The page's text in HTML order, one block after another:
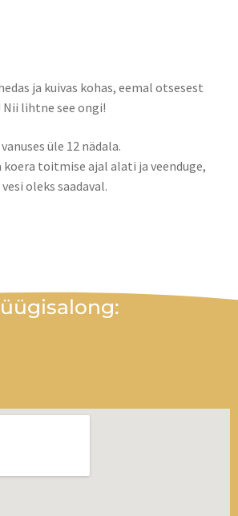
ja kuivas kohas, eemal otsesest
lihtne see ongi!
üle 12 nädala.
koera toitmise ajal alati ja veenduge,
oleks saadaval.